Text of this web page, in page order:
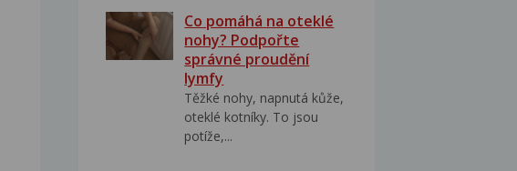
Co pomáhá na oteklé
nohy? Podpořte
správné proudění
lymfy
Těžké nohy, napnutá kůže,
oteklé kotníky. To jsou
potíže,...